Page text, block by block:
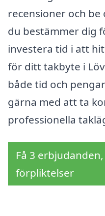
recensioner och
du bestämmer dig
investera tid i att
för ditt takbyte i
både tid och
gärna med att ta
professionella
Få 3
förpliktelser